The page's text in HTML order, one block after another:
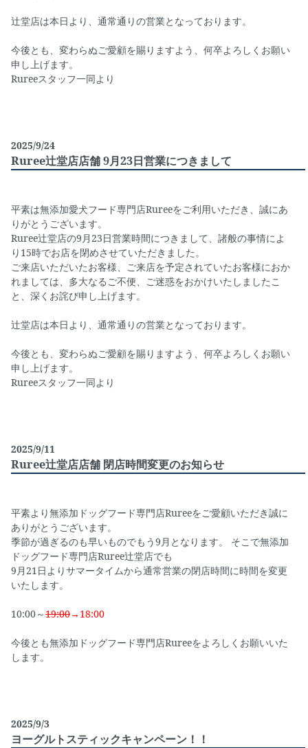
辻堂店は本日より、通常通りの営業となっております。
今後とも、変わらぬご愛顧を賜りますよう、何卒よろしくお願い
申し上げます。
Rureeスタッフ一同より
2025/9/24
Ruree辻堂店店舗 9月23日営業につきまして
平素は無添加愛犬フード専門店Rureeをご利用いただき、誠にあ
りがとうございます。
Ruree辻堂店の9月23日営業時間につきまして、諸般の事情によ
り15時でお店を閉めさせていただきました。
ご来店いただいたお客様、ご来店を予定されていたお客様におか
れましては、多大なるご不便、ご迷惑をおかけいたしましたこ
と、深くお詫び申し上げます。
辻堂店は本日より、通常通りの営業となっております。
今後とも、変わらぬご愛顧を賜りますよう、何卒よろしくお願い
申し上げます。
Rureeスタッフ一同より
2025/9/11
Ruree辻堂店店舗 閉店時間変更のお知らせ
平素より無添加ドッグフード専門店Rureeをご愛顧いただき誠に
ありがとうございます。
季節が過ぎるのも早いものでもう9月となります。 そこで無添加
ドッグフード専門店Ruree辻堂店でも
9月21日よりサマータイムから通常営業の閉店時間に時間を変更
いたします。
10:00～19:00→18:00
今後とも無添加ドッグフード専門店Rureeをよろしくお願いいた
します。
2025/9/3
ヨーグルトスティックキャンペーン！！